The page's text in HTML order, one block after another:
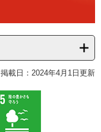
掲載日：2024年4月1日更新